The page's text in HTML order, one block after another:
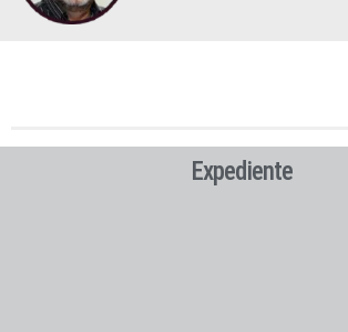
Expediente